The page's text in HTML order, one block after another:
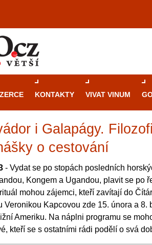
KONTAKTY VIVAT VINUM
i Galapágy.
o cestování
- Vydat se po stopách posledních
Kongem a Ugandou, plavit se po
mohou zájemci, kteří zavítají do
Veronikou Kapcovou zde 15. února a 8.
Ameriku. Na náplni programu se
kteří se s ostatními rádi podělí o svá
Průvodcekasinovými
rulety po video
Brno je městem známým pro
restaurace, divadla a
místem, kde si můžete
různé kasinové hry. V
metropoli naleznete
rulety až po moderní
hráče. V...